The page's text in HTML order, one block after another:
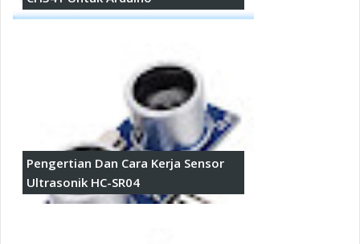
Pengertian Dan Cara Kerja Sensor
Ultrasonik HC-SR04